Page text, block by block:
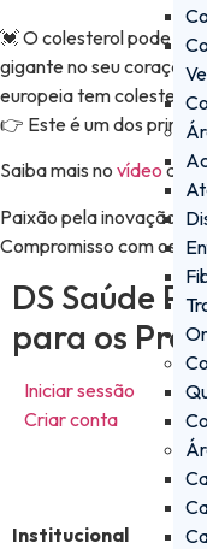
💓 O colesterol pode
gigante no seu coração.
europeia tem colesterol
👉 Este é um dos
Saiba mais no vídeoque
Paixão pela inovação
Compromisso com os
DS Saúde
para os
Iniciar sessão
Criar conta
Institucional